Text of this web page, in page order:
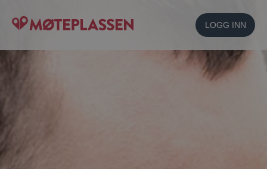
LOGG INN